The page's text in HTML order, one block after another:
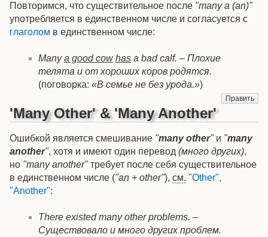
Повторимся, что существительное после "many a (an)"
употребляется в единственном числе и согласуется с
глаголом в единственном числе:
Manya good cow has a bad calf. – Плохие
телята и от хороших коров родятся.
(поговорка: «В семье не без урода.»)
Править
'Many Other' & 'Many Another'
Ошибкой является смешивание "many other"и "many
another", хотя и имеют один перевод (много других),
но "many another"требует после себя существительное
в единственном числе ("an + other"), см. "Other",
"Another":
There existed many other problems. –
Существовало и много других проблем.